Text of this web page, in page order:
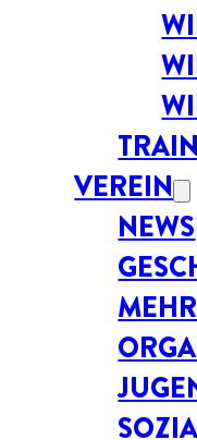
VEREIN
NEWS